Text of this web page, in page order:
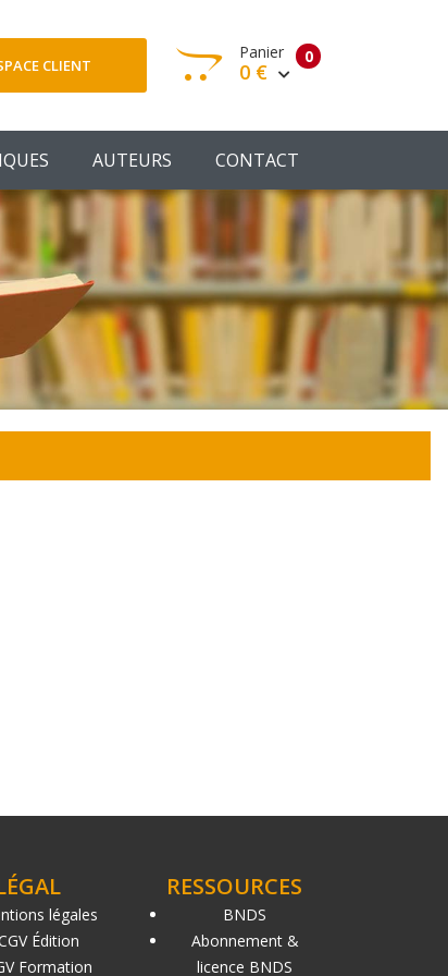
CLIENT 0
Panier
0 €
panier est vide
Panier
AUTEURS CONTACT
légales
Édition
Formation
RESSOURCES
BNDS
Abonnement &
licence BNDS